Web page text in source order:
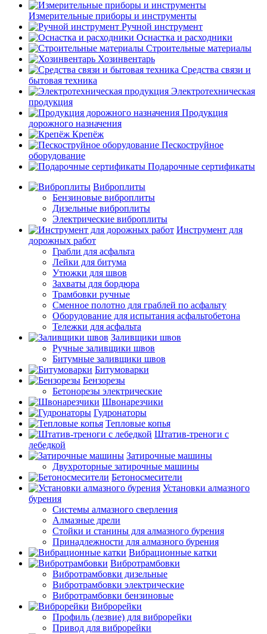
Измерительные приборы и инструменты
Ручной инструмент
Оснастка и расходники
Строительные материалы
Хозинвентарь
Средства связи и
бытовая техника
Электротехническая
продукция
Продукция
дорожного назначения
Крепёж
Пескоструйное
оборудование
Подарочные сертификаты
Виброплиты
Бензиновые виброплиты
Дизельные виброплиты
Электрические виброплиты
Инструмент для
дорожных работ
Грабли для асфальта
Лейки для битума
Утюжки для швов
Захваты для бордюра
Трамбовки ручные
Сменное полотно для граблей по асфальту
Оборудование для испытания асфальтобетона
Тележки для асфальта
Заливщики швов
Ручные заливщики швов
Битумные заливщики швов
Битумоварки
Бензорезы
Бетонорезы электрические
Швонарезчики
Гудронаторы
Тепловые копья
Штатив-треноги с
лебедкой
Затирочные машины
Двухроторные затирочные машины
Бетоносмесители
Установки алмазного
бурения
Системы алмазного сверления
Алмазные дрели
Стойки и станины для алмазного бурения
Принадлежности для алмазного бурения
Вибрационные катки
Вибротрамбовки
Вибротрамбовки дизельные
Вибротрамбовки электрические
Вибротрамбовки бензиновые
Виброрейки
Профиль (лезвие) для виброрейки
Привод для виброрейки